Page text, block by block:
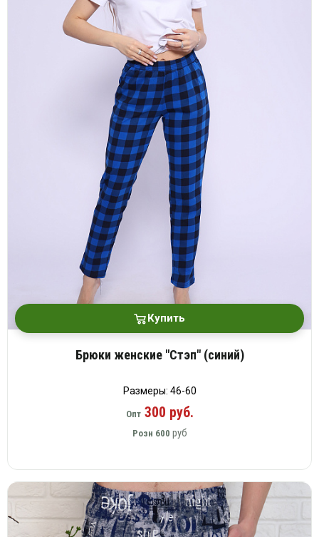
Купить
Брюки женские "Стэп" (синий)
Размеры: 46-60
Опт300 руб.
Розн 600 руб